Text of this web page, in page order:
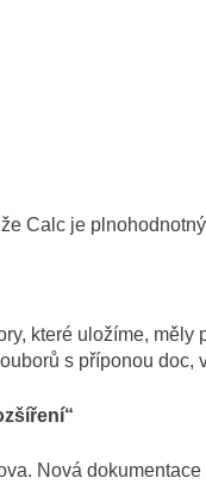
Calc je
které uložíme,
s příponou
Nová